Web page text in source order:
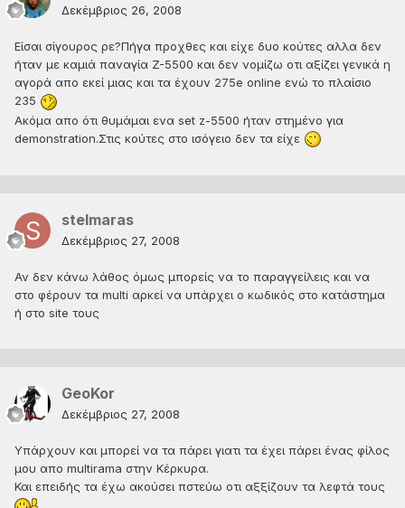
Δεκέμβριος 26, 2008
Είσαι σίγουρος ρε?Πήγα προχθες και είχε δυο κούτες αλλα δεν
ήταν με καμιά παναγία Z-5500 και δεν νομίζω οτι αξίζει γενικά η
αγορά απο εκεί μιας και τα έχουν 275e online ενώ το πλαίσιο
235
Ακόμα απο ότι θυμάμαι ενα set z-5500 ήταν στημένο για
demonstration.Στις κούτες στο ισόγειο δεν τα είχε
stelmaras
Δεκέμβριος 27, 2008
Αν δεν κάνω λάθος όμως μπορείς να το παραγγείλεις και να
στο φέρουν τα multi αρκεί να υπάρχει ο κωδικός στο κατάστημα
ή στο site τους
GeoKor
Δεκέμβριος 27, 2008
Υπάρχουν και μπορεί να τα πάρει γιατι τα έχει πάρει ένας φίλος
μου απο multirama στην Κέρκυρα.
Και επειδής τα έχω ακούσει πστεύω οτι αξξίζουν τα λεφτά τους